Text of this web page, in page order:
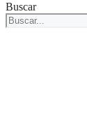
Buscar